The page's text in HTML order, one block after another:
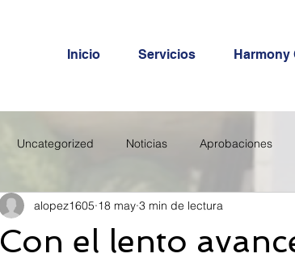
Inicio Servicios Harmony
Uncategorized Noticias Aprobaciones
Con el lento
alopez1605 18 may 3 min de lectura